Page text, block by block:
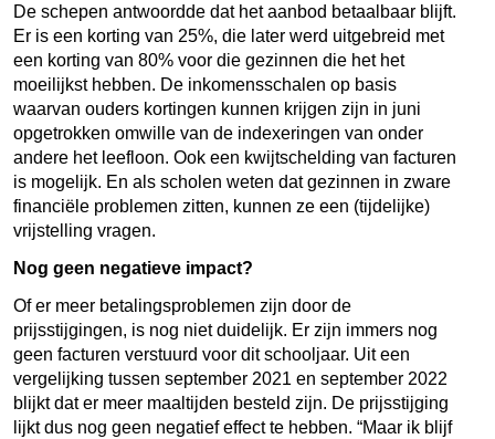
De schepen antwoordde dat het aanbod betaalbaar blijft.
Er is een korting van 25%, die later werd uitgebreid met
een korting van 80% voor die gezinnen die het het
moeilijkst hebben. De inkomensschalen op basis
waarvan ouders kortingen kunnen krijgen zijn in juni
opgetrokken omwille van de indexeringen van onder
andere het leefloon. Ook een kwijtschelding van facturen
is mogelijk. En als scholen weten dat gezinnen in zware
financiële problemen zitten, kunnen ze een (tijdelijke)
vrijstelling vragen.
Nog geen negatieve impact?
Of er meer betalingsproblemen zijn door de
prijsstijgingen, is nog niet duidelijk. Er zijn immers nog
geen facturen verstuurd voor dit schooljaar. Uit een
vergelijking tussen september 2021 en september 2022
blijkt dat er meer maaltijden besteld zijn. De prijsstijging
lijkt dus nog geen negatief effect te hebben. “Maar ik blijf